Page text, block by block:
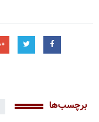
برچسب‌ها